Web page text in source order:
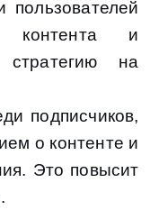
пользователей
и
стратегию на
подписчиков,
о контенте и
Это повысит